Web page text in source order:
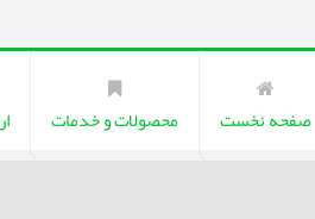
صفحه نخست محصولات و خدمات